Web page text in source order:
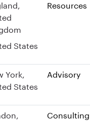
States
Resources
York,
States
Advisory
Consulting